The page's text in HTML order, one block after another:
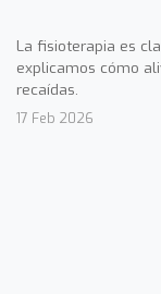
La fisioterapia es
explicamos cómo
recaídas.
17 Feb 2026